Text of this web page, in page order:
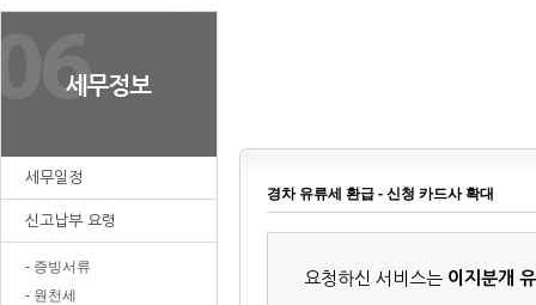
세무일정
신고납부 요령
- 증빙서류
- 원천세
경차 유류세 환급 - 신청 카드사 확대
요청하신 서비스는 이지분개